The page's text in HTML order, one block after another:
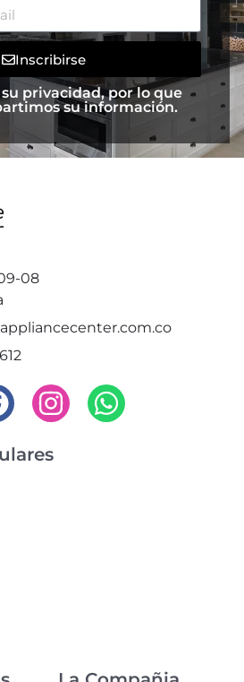
Inscribirse
privacidad, por lo que
su información.
08